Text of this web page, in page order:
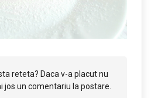
reteta? Daca v-a placut nu
jos un comentariu la postare.